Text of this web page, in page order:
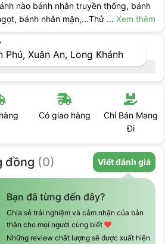
nào bánh nhân truyền thống, bánh
bánh nhân mặn,...Thử ... Xem thêm
Phú, Xuân An, Long Khánh
Có giao hàng
Chỉ Bán Mang
Đi
đồng (0) Viết đánh giá
Bạn đã từng đến đây?
Chia sẻ trải nghiệm và cảm nhận của bản
thân cho mọi người cùng biết
Những review chất lượng sẽ được xuất hiện